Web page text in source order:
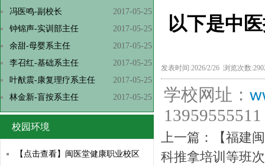
2017-05-25
冯医鸣-副校长
2017-05-25
钟锦声-实训部主任
2017-05-25
余甜-母婴系主任
2017-05-25
李召红-基础系主任
2017-05-25
叶猷震-康复理疗系主任
2017-05-25
林金新-盲按系主任
校园环境
【点击查看】闽医堂健康职业校区
以下是中
发表时间:2026/2/26 浏览次数
学校网址：
13959555511
上一篇：
【福建
科推拿培训等班